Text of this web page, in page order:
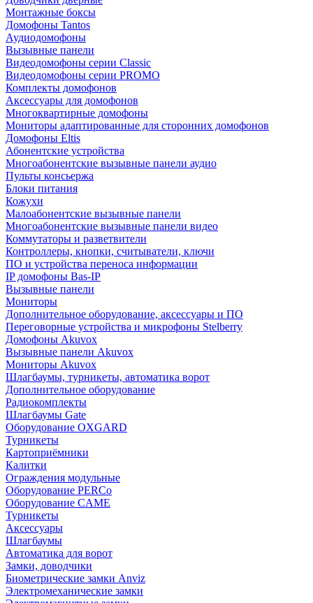
Монтажные боксы
Домофоны Tantos
Аудиодомофоны
Вызывные панели
Видеодомофоны серии Classic
Видеодомофоны серии PROMO
Комплекты домофонов
Аксессуары для домофонов
Многоквартирные домофоны
Мониторы адаптированные для сторонних домофонов
Домофоны Eltis
Абонентские устройства
Многоабонентские вызывные панели аудио
Пульты консьержа
Блоки питания
Кожухи
Малоабонентские вызывные панели
Многоабонентские вызывные панели видео
Коммутаторы и разветвители
Контроллеры, кнопки, считыватели, ключи
ПО и устройства переноса информации
IP домофоны Bas-IP
Вызывные панели
Мониторы
Дополнительное оборудование, аксессуары и ПО
Переговорные устройства и микрофоны Stelberry
Домофоны Akuvox
Вызывные панели Akuvox
Мониторы Akuvox
Шлагбаумы, турникеты, автоматика ворот
Дополнительное оборудование
Радиокомплекты
Шлагбаумы Gate
Оборудование OXGARD
Турникеты
Картоприёмники
Калитки
Ограждения модульные
Оборудование PERCo
Оборудование CAME
Турникеты
Аксессуары
Шлагбаумы
Автоматика для ворот
Замки, доводчики
Биометрические замки Anviz
Электромеханические замки